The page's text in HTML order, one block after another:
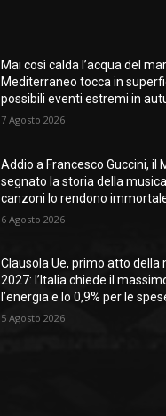
Mai così calda l’acqua del
Mediterraneo tocca in
possibili eventi estremi in
7 Agosto 2026
Addio a Francesco Guccini, il
segnato la storia della
canzoni lo rendono
6 Agosto 2026
Clausola Ue, primo atto della
2027: l’Italia chiede il
l’energia e lo 0,9% per le
5 Agosto 2026